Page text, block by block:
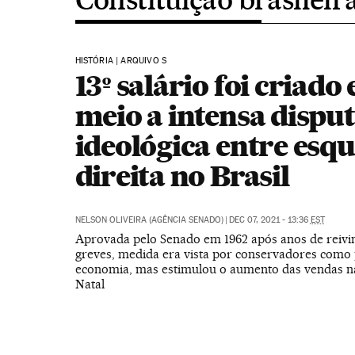
HISTÓRIA | ARQUIVO S
13º salário foi criado
meio a intensa
ideológica entre
direita no Brasil
NELSON OLIVEIRA (AGÊNCIA SENADO) | DEC 07, 2021 - 13:36 EST
Aprovada pelo Senado em 1962 após anos de
greves, medida era vista por conservadores como
economia, mas estimulou o aumento das vendas
Natal